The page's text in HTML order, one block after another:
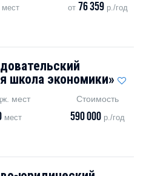
мест от 76 359р./год
школа экономики»
мест
мест
Стоимость
590 000 р./год